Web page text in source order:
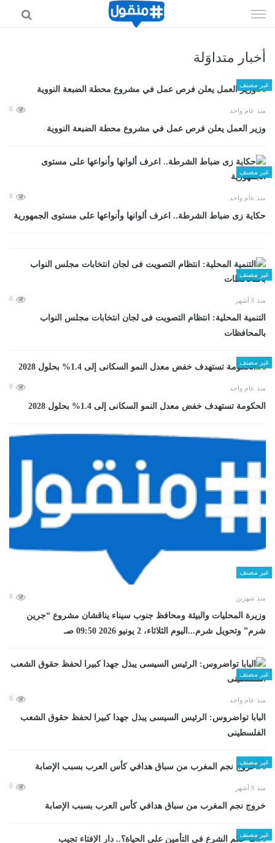
الى
أخبار متداوَلة
غير مصنف
منذ عام واحد 0
وزير العمل يعلن فرص عمل في مشروع محطة الضبعة النووية
غير مصنف
منذ عام واحد 0
حكاية زى ضباط الشرطة.. اعرف ألوانها وأنواعها على مستوى الجمهورية
غير مصنف
منذ 8 أشهر 0
التنمية المحلية: انتظام التصويت فى لجان انتخابات مجلس النواب
بالمحافظات
غير مصنف
منذ عام واحد 0
الحكومة تستهدف خفض معدل النمو السكانى إلى 1.4% بحلول 2028
غير مصنف
منذ شهرين 0
وزيرة المحليات والبيئة ومحافظ جنوب سيناء يناقشان مشروع “جرين
شرم” وتحويل شرم...اليوم الثلاثاء، 2 يونيو 2026 09:50 صـ
غير مصنف
منذ عام واحد 0
البابا تواضروس: الرئيس السيسى يبذل جهدا كبيرا لحفظ حقوق الشعب
الفلسطينى
غير مصنف
منذ 8 أشهر 0
خروج نجم المغرب من سباق هدافي كأس العرب بسبب الإصابة
غير مصنف